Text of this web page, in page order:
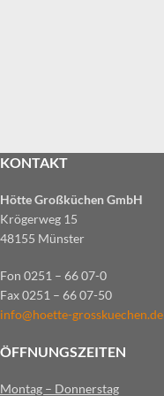
Kitchen
Leo uteu ullamcorper
KONTAKT
Hötte Großküchen GmbH
Krögerweg 15
48155 Münster
Fon 0251 – 66 07-0
Fax 0251 – 66 07-50
info@hoette-grosskuechen.de
ÖFFNUNGSZEITEN
Montag – Donnerstag